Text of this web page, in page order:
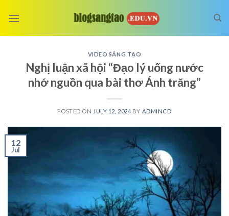
VIDEO SÁNG TẠO
Nghị luận xã hội “Đạo lý uống nước
nhớ nguồn qua bài thơ Ánh trăng”
POSTED ON JULY 12, 2024 BY ADMINCD
12
Jul